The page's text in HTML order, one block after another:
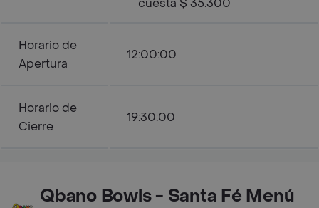
cuesta $ 35.300
Horario de
Apertura
12:00:00
Horario de
Cierre
19:30:00
Qbano Bowls - Santa Fé Menú